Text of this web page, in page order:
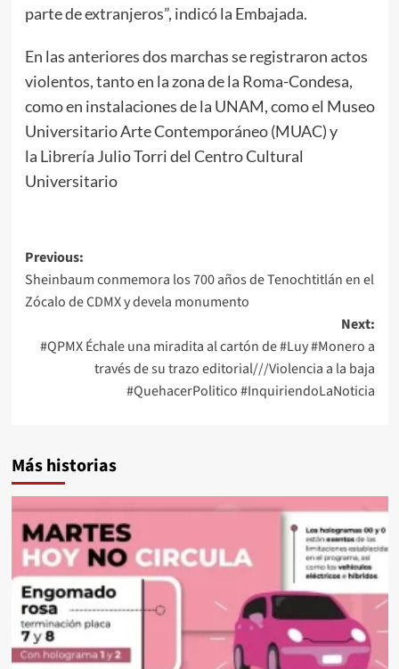
parte de extranjeros”, indicó la Embajada.
En las anteriores dos marchas se registraron actos
violentos, tanto en la zona de la Roma-Condesa,
como en instalaciones de la UNAM, como el Museo
Universitario Arte Contemporáneo (MUAC) y
la Librería Julio Torri del Centro Cultural
Universitario
Post
navigation
Previous:
Sheinbaum conmemora los 700 años de Tenochtitlán en el
Zócalo de CDMX y devela monumento
Next:
#QPMX Échale una miradita al cartón de #Luy #Monero a
través de su trazo editorial///Violencia a la baja
#QuehacerPolitico #InquiriendoLaNoticia
Más historias